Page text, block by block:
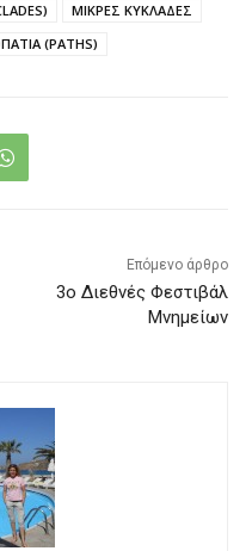
ΜΙΚΡΕΣ ΚΥΚΛΑΔΕΣ
(PATHS)
Επόμενο άρθρο
3ο Διεθνές Φεστιβάλ
Μνημείων